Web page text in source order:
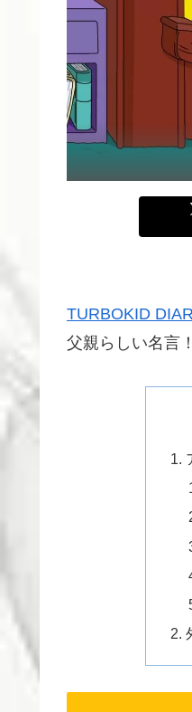
TURBOKID
父親らしい名言